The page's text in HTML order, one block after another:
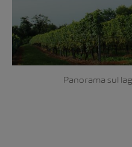
Panorama sul